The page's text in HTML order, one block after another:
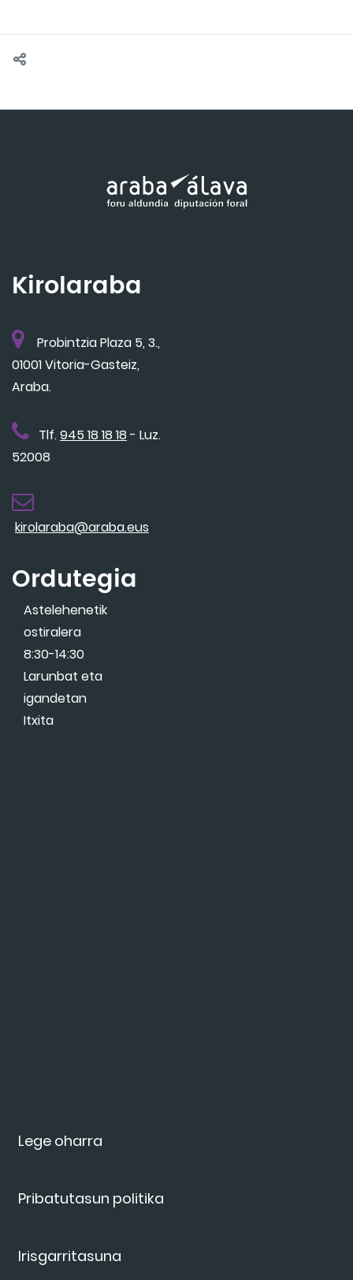
Lege oharra
Pribatutasun politika
Irisgarritasuna
Kirolaraba
Probintzia Plaza 5, 3.,
01001 Vitoria-Gasteiz,
Araba.
Tlf.945 18 18 18 - Luz.
52008
kirolaraba@araba.eus
Ordutegia
Astelehenetik
ostiralera
8:30-14:30
Larunbat eta
igandetan
Itxita